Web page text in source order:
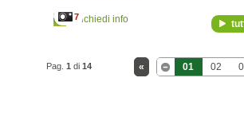
7Richiedi info
Pag. 1 di 14 01 02
«